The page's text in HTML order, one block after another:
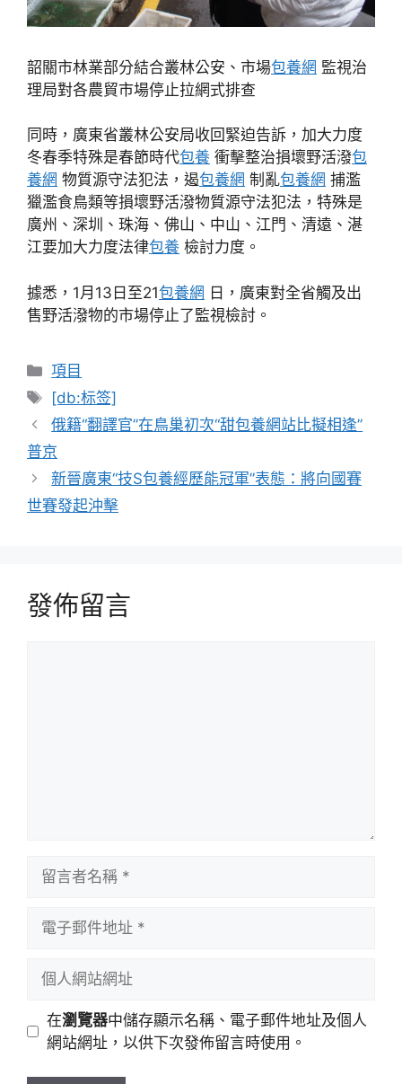
韶關市林業部分結合叢林公安、市場包養網 監視治
理局對各農貿市場停止拉網式排查
同時，廣東省叢林公安局收回緊迫告訴，加大力度
冬春季特殊是春節時代包養 衝擊整治損壞野活潑包
養網 物質源守法犯法，遏包養網 制亂包養網 捕濫
獵濫食鳥類等損壞野活潑物質源守法犯法，特殊是
廣州、深圳、珠海、佛山、中山、江門、清遠、湛
江要加大力度法律包養 檢討力度。
據悉，1月13日至21包養網 日，廣東對全省觸及出
售野活潑物的市場停止了監視檢討。
分
類
項目
標
籤
[db:标签]
俄籍“翻譯官”在鳥巢初次“甜包養網站比擬相逢”
普京
新晉廣東“技S包養經歷能冠軍”表態：將向國賽
世賽發起沖擊
發佈留言
址
站
址
在瀏覽器中儲存顯示名稱、電子郵件地址及個人
網站網址，以供下次發佈留言時使用。